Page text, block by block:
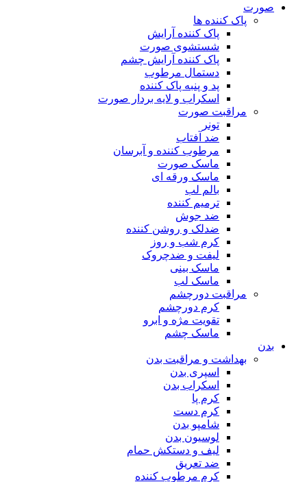
صورت
پاک کننده ها
پاک کننده آرایش
شستشوی صورت
پاک کننده آرایش چشم
دستمال مرطوب
پد و پنبه پاک کننده
اسکراب و لایه بردار صورت
مراقبت صورت
تونر
ضد آفتاب
مرطوب کننده و آبرسان
ماسک صورت
ماسک ورقه ای
بالم لب
ترمیم کننده
ضد جوش
ضدلک و روشن کننده
کرم شب و روز
لیفت و ضدچروک
ماسک بینی
ماسک لب
مراقبت دورچشم
کرم دورچشم
تقویت مژه و ابرو
ماسک چشم
بدن
بهداشت و مراقبت بدن
اسپری بدن
اسکراب بدن
کرم پا
کرم دست
شامپو بدن
لوسیون بدن
لیف و دستکش حمام
ضد تعریق
کرم مرطوب کننده